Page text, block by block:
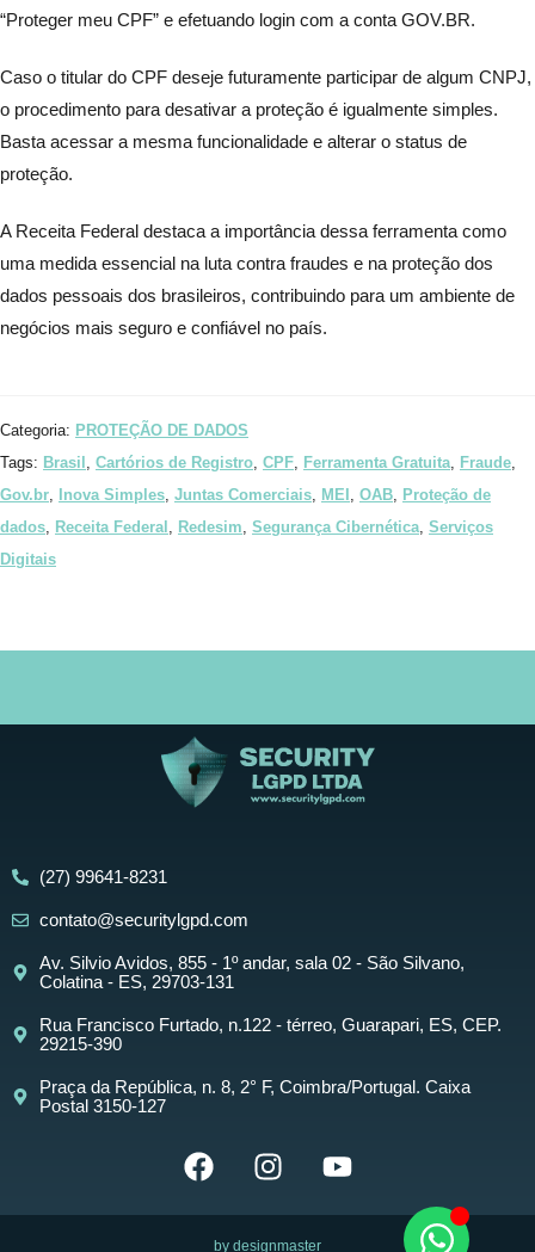
“Proteger meu CPF” e efetuando login com a conta GOV.BR.
Caso o titular do CPF deseje futuramente participar de algum CNPJ,
o procedimento para desativar a proteção é igualmente simples.
Basta acessar a mesma funcionalidade e alterar o status de
proteção.
A Receita Federal destaca a importância dessa ferramenta como
uma medida essencial na luta contra fraudes e na proteção dos
dados pessoais dos brasileiros, contribuindo para um ambiente de
negócios mais seguro e confiável no país.
Categoria: PROTEÇÃO DE DADOS
Tags: Brasil Cartórios de Registro CPF Ferramenta Gratuita Fraude
Gov.br
Inova Simples Juntas Comerciais MEI OAB
Proteção de
dados
Receita Federal Redesim Segurança Cibernética Serviços
Digitais
(27) 99641-8231
contato@securitylgpd.com
Av. Silvio Avidos, 855 - 1º andar, sala 02 - São Silvano,
Colatina - ES, 29703-131
Rua Francisco Furtado, n.122 - térreo, Guarapari, ES, CEP.
29215-390
Praça da República, n. 8, 2° F, Coimbra/Portugal. Caixa
Postal 3150-127
by designmaster